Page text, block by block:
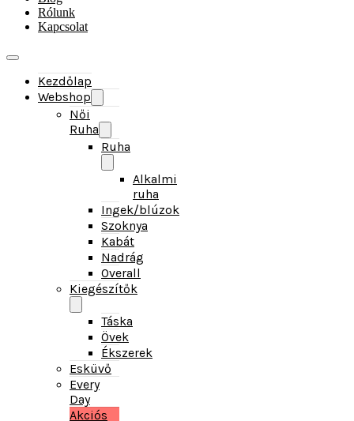
Női
Ruha
Ingek/blúzok
Szoknya
Kabát
Nadrág
Overall
Kiegészítők
Táska
Ékszerek
Esküvő
Every
Day
Akciós
Újdonságok
Kollekcióink